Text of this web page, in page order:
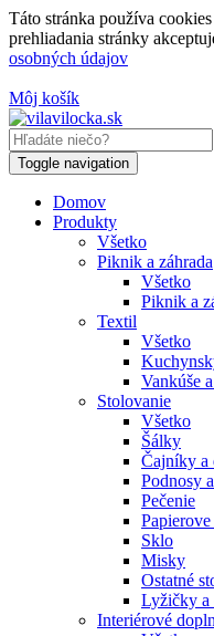
Táto stránka používa
prehliadania stránky
osobných údajov
Môj košík
Toggle navigation
Domov
Produkty
Všetko
Piknik a záhrada
Všetko
Piknik a
Textil
Všetko
Vankúše
Stolovanie
Všetko
Šálky
Čajníky a
Podnosy
Pečenie
Sklo
Misky
Ostatné
Lyžičky a
Interiérové